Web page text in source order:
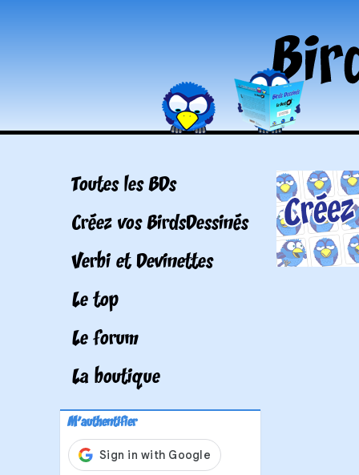
Toutes les BDs
Créez vos BirdsDessinés
Verbi et Devinettes
Le top
Le forum
La boutique
M'authentifier